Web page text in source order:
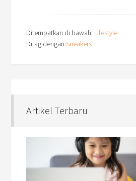
Ditempatkan di bawah: Lifestyle
Ditag dengan:Sneakers
Artikel Terbaru